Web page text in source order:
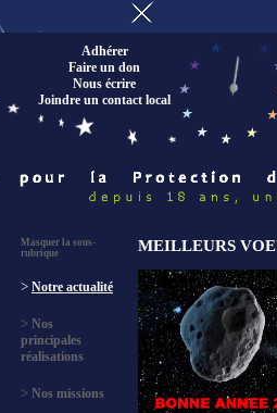
Adhérer
Faire un don
Nous écrire
Joindre un contact local
Masquer la sous-
rubrique
> Notre actualité
> Nos
principales
réalisations
> Nos missions
MEILLEURS